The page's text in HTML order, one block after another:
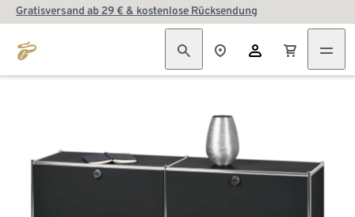
Gratisversand ab 29 € & kostenlose Rücksendung